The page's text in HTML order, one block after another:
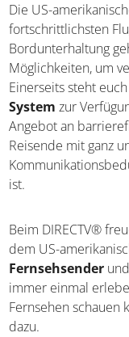
Die US-
fortschrittlichsten
Bordunterhaltung
Möglichkeiten, um
Einerseits steht
System zur
Angebot an
Reisende mit ganz
ist.
Beim DIRECTV®
dem US-
Fernsehsender
immer einmal
Fernsehen schauen
dazu.